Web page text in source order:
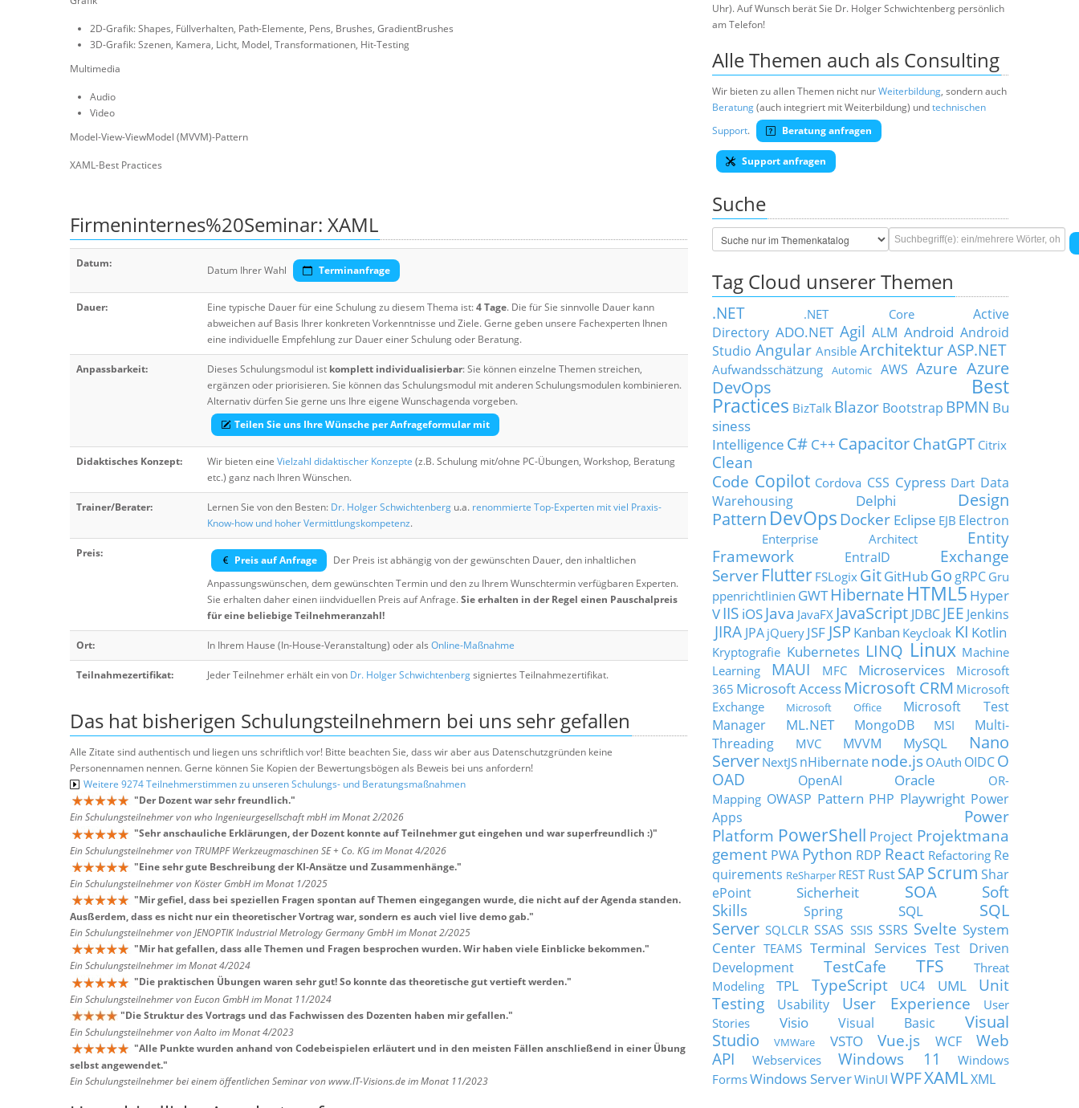
2D-Grafik: Shapes, Füllverhalten, Path-Elemente, Pens, Brushes, GradientBrushes
3D-Grafik: Szenen, Kamera, Licht, Model, Transformationen, Hit-Testing
Multimedia
Audio
Video
Model-View-ViewModel (MVVM)-Pattern
XAML-Best Practices
Firmeninternes%20Seminar: XAML
Datum:
Datum Ihrer Wahl Terminanfrage
Dauer: Eine typische Dauer für eine Schulung zu diesem Thema ist:4 Tage. Die für Sie sinnvolle Dauer kann
abweichen auf Basis Ihrer konkreten Vorkenntnisse und Ziele. Gerne geben unsere Fachexperten Ihnen
eine individuelle Empfehlung zur Dauer einer Schulung oder Beratung.
Anpassbarkeit: Dieses Schulungsmodul ist komplett individualisierbar: Sie können einzelne Themen streichen,
ergänzen oder priorisieren. Sie können das Schulungsmodul mit anderen Schulungsmodulen kombinieren.
Alternativ dürfen Sie gerne uns Ihre eigene Wunschagenda vorgeben.
Teilen Sie uns Ihre Wünsche per Anfrageformular mit
Didaktisches Konzept: Wir bieten eine Vielzahl didaktischer Konzepte (z.B. Schulung mit/ohne PC-Übungen, Workshop, Beratung
etc.) ganz nach Ihren Wünschen.
Trainer/Berater: Lernen Sie von den Besten: Dr. Holger Schwichtenberg u.a. renommierte Top-Experten mit viel Praxis-
Know-how und hoher Vermittlungskompetenz.
Preis:
Preis auf Anfrage
Der Preis ist abhängig von der gewünschten Dauer, den inhaltlichen
Anpassungswünschen, dem gewünschten Termin und den zu Ihrem Wunschtermin verfügbaren Experten.
Sie erhalten daher einen iindviduellen Preis auf Anfrage.Sie erhalten in der Regel einen Pauschalpreis
für eine beliebige Teilnehmeranzahl!
Ort: In Ihrem Hause (In-House-Veranstaltung) oder als Online-Maßnahme
Teilnahmezertifikat: Jeder Teilnehmer erhält ein von Dr. Holger Schwichtenbergsigniertes Teilnahmezertifikat.
Das hat bisherigen Schulungsteilnehmern bei uns sehr gefallen
Alle Zitate sind authentisch und liegen uns schriftlich vor! Bitte beachten Sie, dass wir aber aus Datenschutzgründen keine
Personennamen nennen. Gerne können Sie Kopien der Bewertungsbögen als Beweis bei uns anfordern!
Weitere 9274 Teilnehmerstimmen zu unseren Schulungs- und Beratungsmaßnahmen
"Der Dozent war sehr freundlich."
Ein Schulungsteilnehmer von who Ingenieurgesellschaft mbH im Monat 2/2026
"Sehr anschauliche Erklärungen, der Dozent konnte auf Teilnehmer gut eingehen und war superfreundlich :)"
Ein Schulungsteilnehmer von TRUMPF Werkzeugmaschinen SE + Co. KG im Monat 4/2026
"Eine sehr gute Beschreibung der KI-Ansätze und Zusammenhänge."
Ein Schulungsteilnehmer von Köster GmbH im Monat 1/2025
"Mir gefiel, dass bei speziellen Fragen spontan auf Themen eingegangen wurde, die nicht auf der Agenda standen.
Ausßerdem, dass es nicht nur ein theoretischer Vortrag war, sondern es auch viel live demo gab."
Ein Schulungsteilnehmer von JENOPTIK Industrial Metrology Germany GmbH im Monat 2/2025
"Mir hat gefallen, dass alle Themen und Fragen besprochen wurden. Wir haben viele Einblicke bekommen."
Ein Schulungsteilnehmer im Monat 4/2024
"Die praktischen Übungen waren sehr gut! So konnte das theoretische gut vertieft werden."
Ein Schulungsteilnehmer von Eucon GmbH im Monat 11/2024
"Die Struktur des Vortrags und das Fachwissen des Dozenten haben mir gefallen."
Ein Schulungsteilnehmer von Aalto im Monat 4/2023
"Alle Punkte wurden anhand von Codebeispielen erläutert und in den meisten Fällen anschließend in einer Übung
selbst angewendet."
Ein Schulungsteilnehmer bei einem öffentlichen Seminar von www.IT-Visions.de im Monat 11/2023
Uhr). Auf Wunsch berät Sie Dr. Holger Schwichtenberg persönlich
am Telefon!
Alle Themen auch als Consulting
Wir bieten zu allen Themen nicht nurWeiterbildung, sondern auch
Beratung(auch integriert mit Weiterbildung) undtechnischen
Support. Beratung anfragen
Support anfragen
Suche
Tag Cloud unserer Themen
.NET .NET Core
Active
Directory ADO.NET Agil ALM Android Android
Studio Angular Ansible Architektur ASP.NET
Aufwandsschätzung Automic AWS Azure Azure
DevOps
Best
Practices BizTalk Blazor Bootstrap BPMN Bu
siness
Intelligence C# C++ Capacitor ChatGPT Citrix
Clean
Code Copilot Cordova CSS Cypress Dart Data
Warehousing
Delphi
Design
Pattern DevOps Docker Eclipse EJB Electron
Enterprise Architect
Entity
Framework
EntraID
Exchange
Server Flutter FSLogix GitGitHubGo gRPC Gru
ppenrichtlinien GWT HibernateHTML5 Hyper
VIIS iOSJava JavaFX JavaScript JDBC JEE Jenkins
JIRA JPA jQuery JSF JSP Kanban Keycloak KI Kotlin
Kryptografie Kubernetes LINQ Linux Machine
Learning
MAUI MFC Microservices
Microsoft
365 Microsoft Access Microsoft CRM Microsoft
Exchange
Microsoft Office
Microsoft Test
Manager
ML.NET MongoDB MSI
Multi-
Threading
MVC MVVM MySQL
Nano
Server NextJS nHibernatenode.js OAuth OIDCO
OAD
OpenAI Oracle
OR-
Mapping OWASP Pattern PHP Playwright Power
Apps
Power
Platform PowerShell Project Projektmana
gement PWA Python RDP React Refactoring Re
quirements ReSharper REST Rust SAP Scrum Shar
ePoint
Sicherheit SOA
Soft
Skills
Spring SQL
SQL
Server SQLCLR SSAS SSIS SSRS Svelte System
Center TEAMS Terminal Services Test Driven
Development
TestCafe TFS
Threat
Modeling
TPL TypeScript UC4 UML
Unit
Testing
Usability User Experience
User
Stories
Visio Visual Basic
Visual
Studio
VMWare VSTO Vue.js WCF
Web
API
Webservices Windows 11
Windows
FormsWindows ServerWinUI WPFXAMLXML